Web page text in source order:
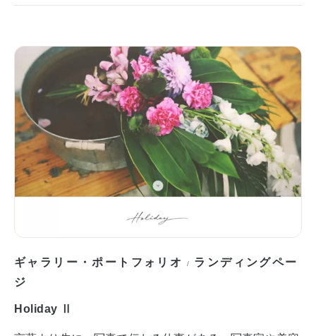
ギャラリー・ポートフォリオ / ランディングペー
ジ
Holiday Ⅱ